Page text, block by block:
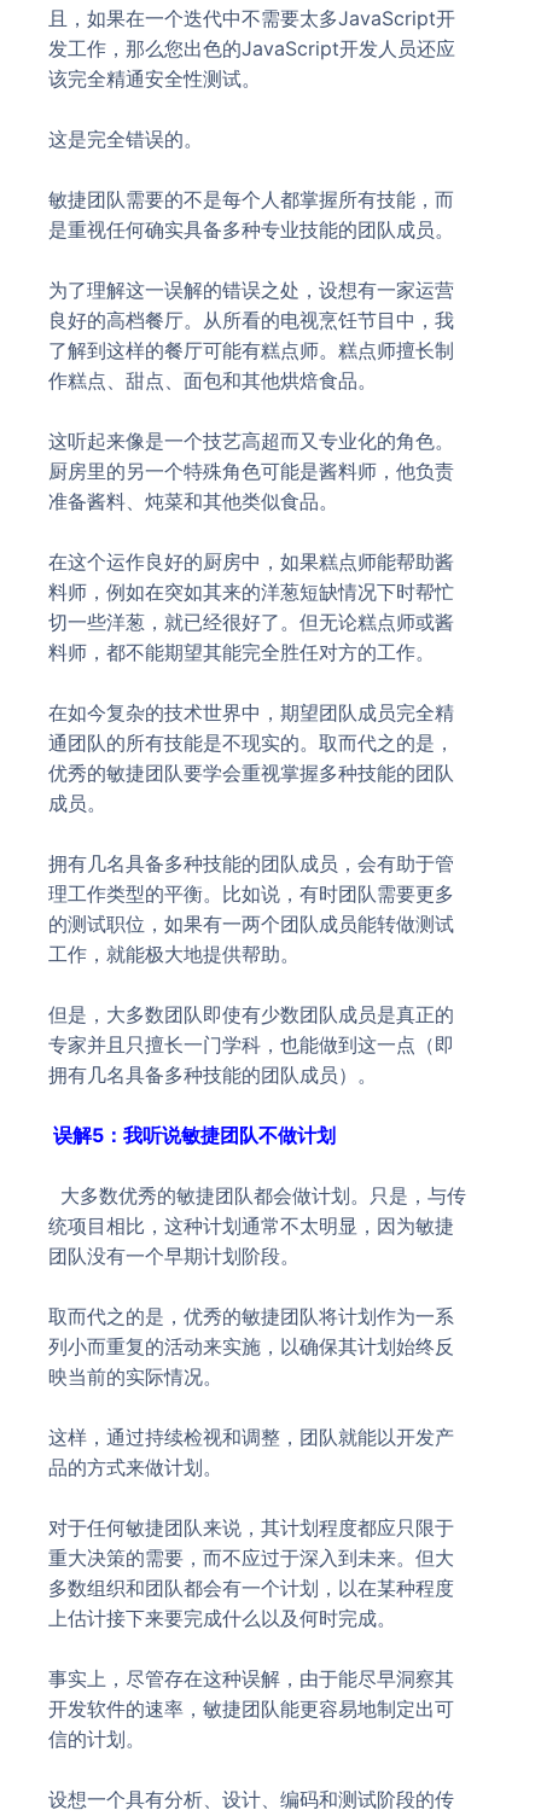
且，如果在一个迭代中不需要太多JavaScript开
发工作，那么您出色的JavaScript开发人员还应
该完全精通安全性测试。
这是完全错误的。
敏捷团队需要的不是每个人都掌握所有技能，而
是重视任何确实具备多种专业技能的团队成员。
为了理解这一误解的错误之处，设想有一家运营
良好的高档餐厅。从所看的电视烹饪节目中，我
了解到这样的餐厅可能有糕点师。糕点师擅长制
作糕点、甜点、面包和其他烘焙食品。
这听起来像是一个技艺高超而又专业化的角色。
厨房里的另一个特殊角色可能是酱料师，他负责
准备酱料、炖菜和其他类似食品。
在这个运作良好的厨房中，如果糕点师能帮助酱
料师，例如在突如其来的洋葱短缺情况下时帮忙
切一些洋葱，就已经很好了。但无论糕点师或酱
料师，都不能期望其能完全胜任对方的工作。
在如今复杂的技术世界中，期望团队成员完全精
通团队的所有技能是不现实的。取而代之的是，
优秀的敏捷团队要学会重视掌握多种技能的团队
成员。
拥有几名具备多种技能的团队成员，会有助于管
理工作类型的平衡。比如说，有时团队需要更多
的测试职位，如果有一两个团队成员能转做测试
工作，就能极大地提供帮助。
但是，大多数团队即使有少数团队成员是真正的
专家并且只擅长一门学科，也能做到这一点（即
拥有几名具备多种技能的团队成员）。
误解5：我听说敏捷团队不做计划
大多数优秀的敏捷团队都会做计划。只是，与传
统项目相比，这种计划通常不太明显，因为敏捷
团队没有一个早期计划阶段。
取而代之的是，优秀的敏捷团队将计划作为一系
列小而重复的活动来实施，以确保其计划始终反
映当前的实际情况。
这样，通过持续检视和调整，团队就能以开发产
品的方式来做计划。
对于任何敏捷团队来说，其计划程度都应只限于
重大决策的需要，而不应过于深入到未来。但大
多数组织和团队都会有一个计划，以在某种程度
上估计接下来要完成什么以及何时完成。
事实上，尽管存在这种误解，由于能尽早洞察其
开发软件的速率，敏捷团队能更容易地制定出可
信的计划。
设想一个具有分析、设计、编码和测试阶段的传